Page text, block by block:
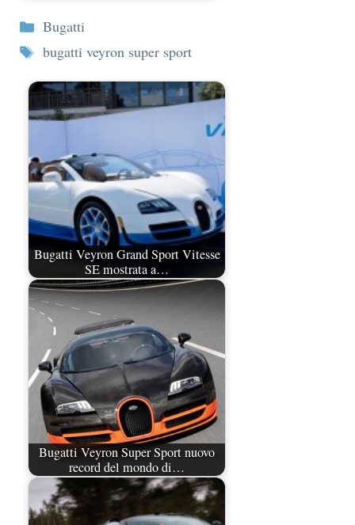
Categorie
Bugatti
Tag
bugatti veyron super sport
Bugatti Veyron Grand Sport Vitesse
SE mostrata a…
Bugatti Veyron Super Sport nuovo
record del mondo di…